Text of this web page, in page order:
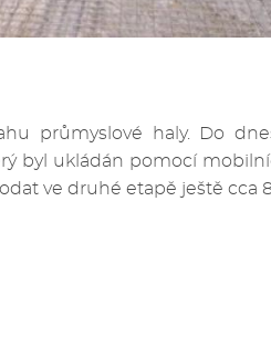
průmyslové haly. Do
byl ukládán pomocí
ve druhé etapě ještě cca